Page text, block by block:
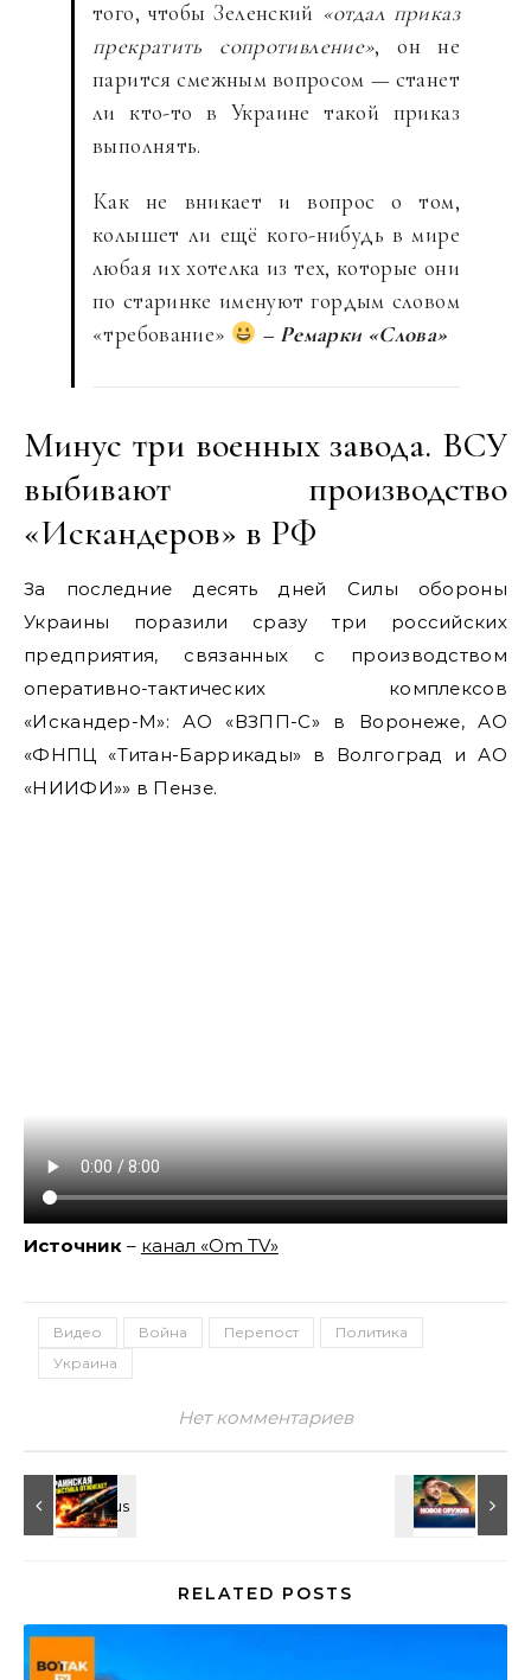
того, чтобы Зеленский «отдал приказ
прекратить сопротивление», он не
парится смежным вопросом — станет
ли кто-то в Украине такой приказ
выполнять.
Как не вникает и вопрос о том,
колышет ли ещё кого-нибудь в мире
любая их хотелка из тех, которые они
по старинке именуют гордым словом
«требование»
– Ремарки «Слова»
Минус три военных завода. ВСУ
выбивают производство
«Искандеров» в РФ
За последние десять дней Силы обороны
Украины поразили сразу три российских
предприятия, связанных с производством
оперативно-тактических комплексов
«Искандер-М»: АО «ВЗПП-С» в Воронеже, АО
«ФНПЦ «Титан-Баррикады» в Волгоград и АО
«НИИФИ»» в Пензе.
Источник – канал «Om TV»
Видео Война Перепост
Политика
Украина
Нет комментариев
RELATED POSTS